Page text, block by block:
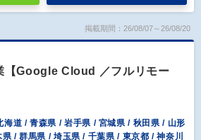
掲載期間：26/08/07～26/08/20
【Google Cloud ／フルリモー
海道 / 青森県 / 岩手県 / 宮城県 / 秋田県 / 山形
/ 群馬県 / 埼玉県 / 千葉県 / 東京都 / 神奈川